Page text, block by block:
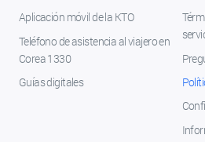
Aplicación móvil de la KTO
Teléfono de asistencia al viajero en
Corea 1330
Guías digitales